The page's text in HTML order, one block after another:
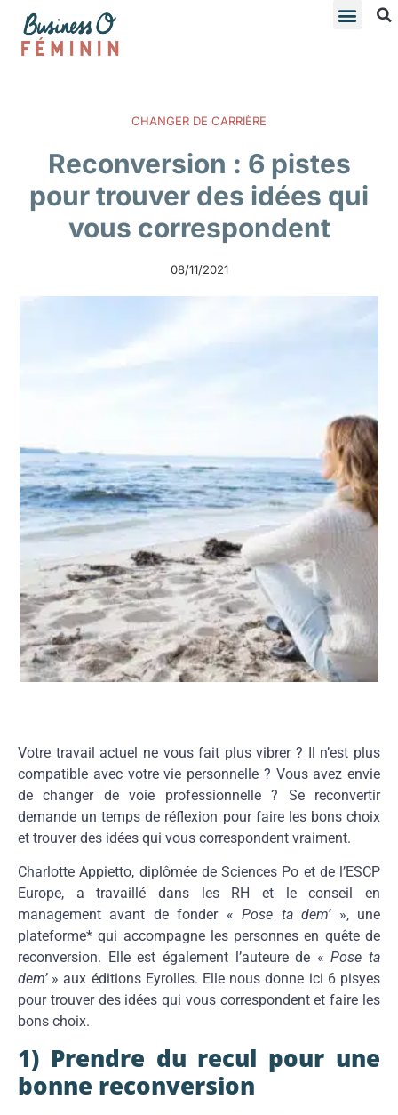
CHANGER DE CARRIÈRE
Reconversion : 6 pistes
pour trouver des idées qui
vous correspondent
08/11/2021
Votre travail actuel ne vous fait plus vibrer ? Il n’est plus
compatible avec votre vie personnelle ? Vous avez envie
de changer de voie professionnelle ? Se reconvertir
demande un temps de réflexion pour faire les bons choix
et trouver des idées qui vous correspondent vraiment.
Charlotte Appietto, diplômée de Sciences Po et de l’ESCP
Europe, a travaillé dans les RH et le conseil en
management avant de fonder «Pose ta dem’ », une
plateforme* qui accompagne les personnes en quête de
reconversion. Elle est également l’auteure de «Pose ta
dem’» aux éditions Eyrolles. Elle nous donne ici 6 pisyes
pour trouver des idées qui vous correspondent et faire les
bons choix.
1) Prendre du recul pour une
bonne reconversion